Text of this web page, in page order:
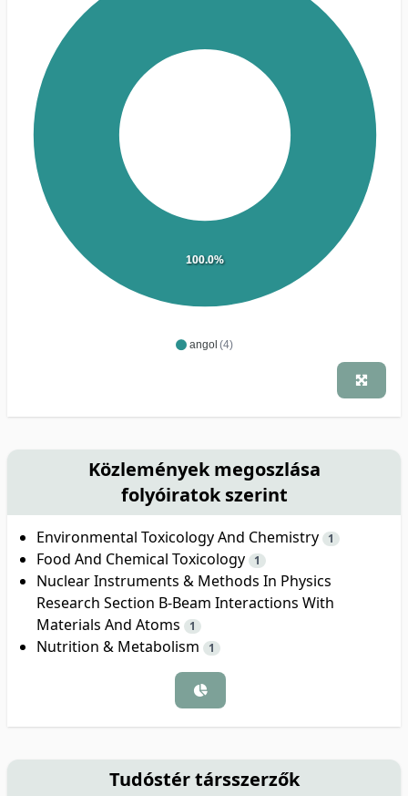
angol (4)
100.0%
Közlemények megoszlása
folyóiratok szerint
Environmental Toxicology And Chemistry 1
Food And Chemical Toxicology 1
Nuclear Instruments & Methods In Physics
Research Section B-Beam Interactions With
Materials And Atoms
1
Nutrition & Metabolism 1
Tudóstér társszerzők